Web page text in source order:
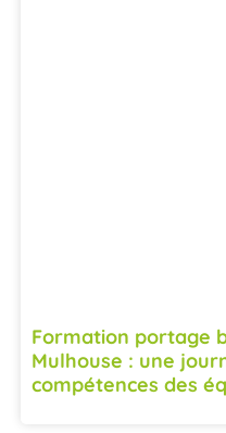
Formation portage
Mulhouse : une
compétences des